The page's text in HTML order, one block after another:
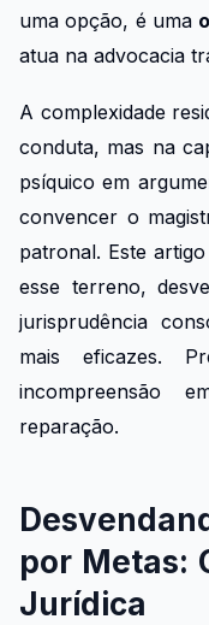
uma opção, é uma
atua na advocacia
A complexidade
conduta, mas na
psíquico em
convencer o
patronal. Este
esse terreno,
jurisprudência
mais eficazes.
incompreensão
reparação.
por Metas:
Jurídica